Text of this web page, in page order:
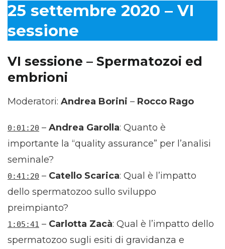
25 settembre 2020 – VI
sessione
VI sessione – Spermatozoi ed
embrioni
Moderatori: Andrea Borini – Rocco Rago
0:01:20 – Andrea Garolla: Quanto è
importante la “quality assurance” per l’analisi
seminale?
0:41:20 – Catello Scarica: Qual è l’impatto
dello spermatozoo sullo sviluppo
preimpianto?
1:05:41 – Carlotta Zacà: Qual è l’impatto dello
spermatozoo sugli esiti di gravidanza e